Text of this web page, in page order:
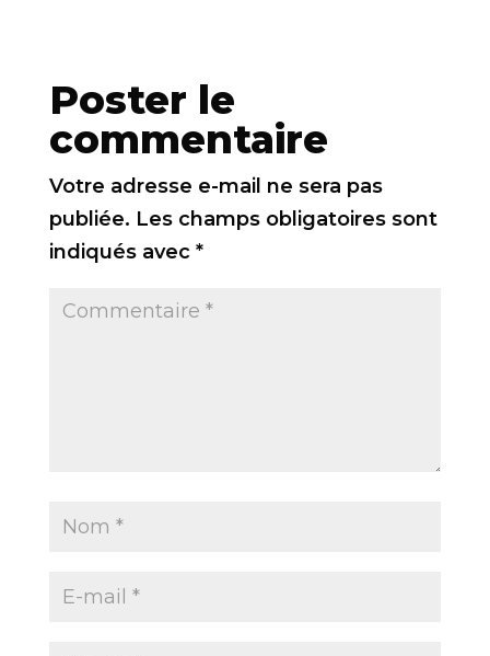
Poster le
commentaire
Votre adresse e-mail ne sera pas
publiée. Les champs obligatoires sont
indiqués avec *